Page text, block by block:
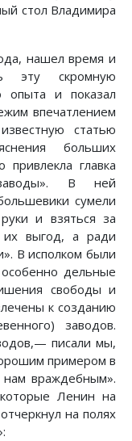
стол Владимира
нашел время и
эту скромную
опыта и показал
впечатлением
статью
больших
главка
В ней
сумели
и взяться за
выгод, а ради
В исполком были
дельные
свободы и
к созданию
заводов.
писали мы,
примером в
нам враждебным».
Ленин на
на полях